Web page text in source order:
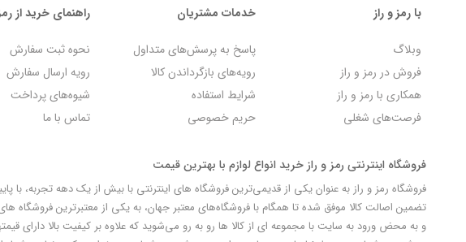
با رمز و راز
وبلاگ
فروش در رمز و راز
همکاری با رمز و راز
فرصت‌های شغلی
خدمات مشتریان
پاسخ به پرسش‌های متداول
رویه‌های بازگرداندن کالا
شرایط استفاده
حریم خصوصی
راهنمای خرید از
نحوه ثبت سفارش
رویه ارسال سفارش
شیوه‌های پرداخت
تماس با ما
فروشگاه اینترنتی رمز و راز خرید انواع لوازم با بهترین قیمت
تضمین اصالت کالا موفق شده تا همگام با فروشگاه‌های معتبر جهان، به یکی از معتبرترین فروشگاه
و به محض ورود به سایت با مجموعه ای از کالا ها رو به رو می‌شوید که علاوه بر کیفیت بالا دارای